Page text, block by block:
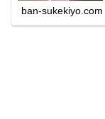
ban-sukekiyo.com